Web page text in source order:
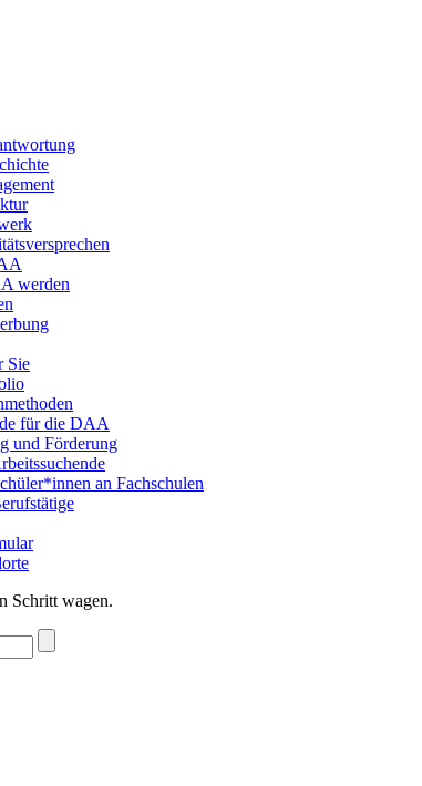
werden
Sie
für die DAA
und Förderung
an Fachschulen
Schritt wagen.